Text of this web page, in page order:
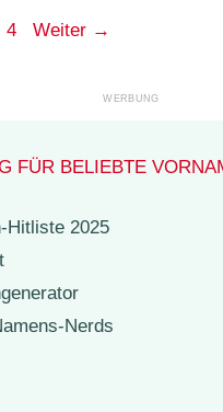
Seite
4 Weiter →
FÜR BELIEBTE
Hitliste 2025
Nerds